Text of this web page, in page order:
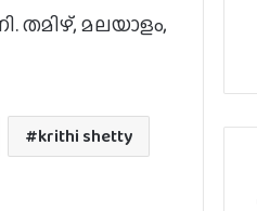
മലയാളം,
krithi shetty
കളക്ഷൻ 400
നിറച്ച്
പ്രമോഷന്‍ ഇവന്റ്